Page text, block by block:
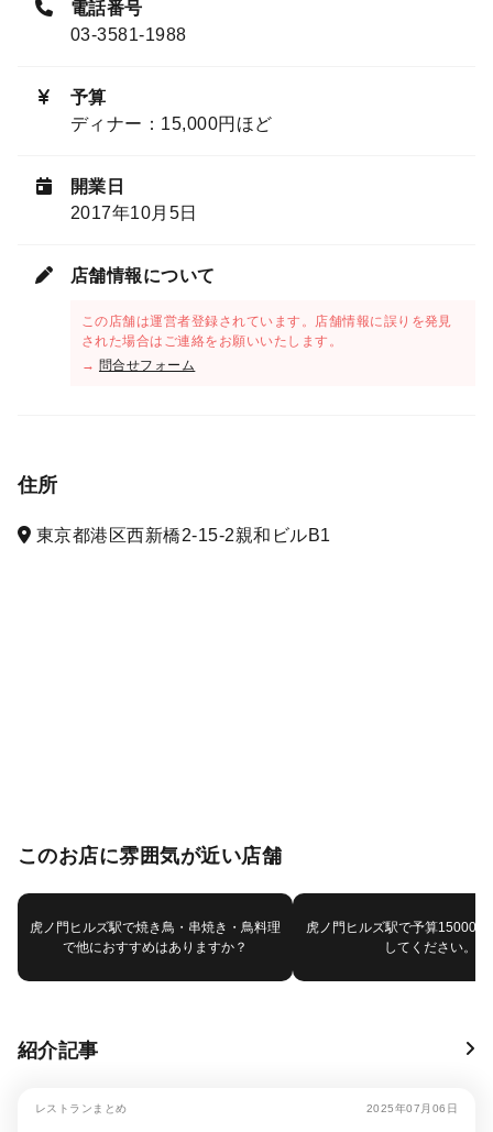
電話番号
03-3581-1988
予算
ディナー：15,000円ほど
開業日
2017年10月5日
店舗情報について
この店舗は運営者登録されています。店舗情報に誤りを発見
された場合はご連絡をお願いいたします。
→ 問合せフォーム
住所
東京都港区西新橋2-15-2親和ビルB1
このお店に雰囲気が近い店舗
虎ノ門ヒルズ駅で焼き鳥・串焼き・鳥料理
で他におすすめはありますか？
虎ノ門ヒルズ駅で予算15000円
してください。
紹介記事
レストランまとめ 2025年07月06日